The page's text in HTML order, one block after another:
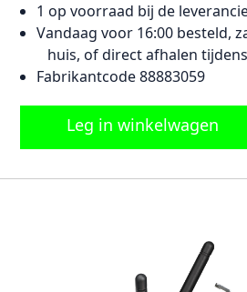
1 op voorraad bij de
Vandaag voor 16:00 besteld,
huis, of direct afhalen
Fabrikantcode 88883059
Leg in winkelwagen